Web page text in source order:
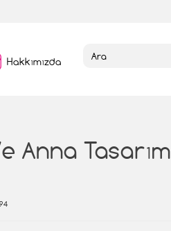
Hakkımızda
Anna Tasarım